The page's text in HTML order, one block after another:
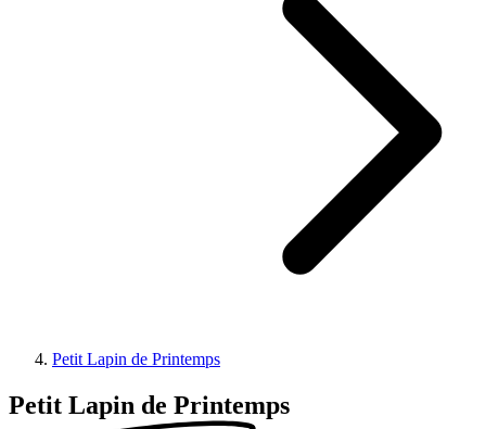
Petit Lapin de Printemps
Petit Lapin de Printemps